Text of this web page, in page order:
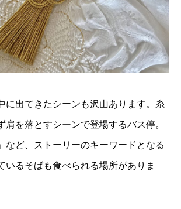
に出てきたシーンも沢山あります。糸
を落とすシーンで登場するバス停。
など、ストーリーのキーワードとなる
いるそばも食べられる場所がありま